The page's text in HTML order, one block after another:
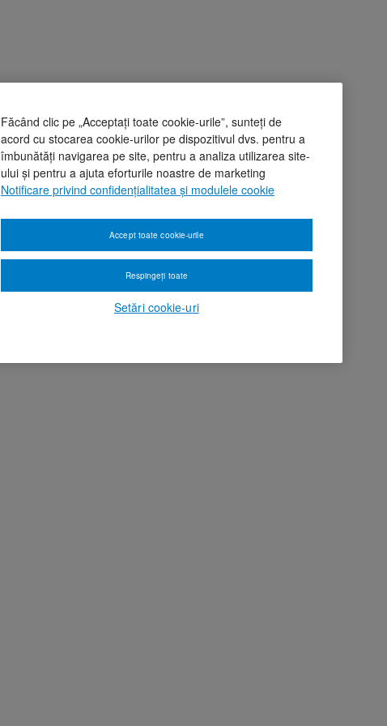
Făcând clic pe „Acceptați toate cookie-urile”, sunteți de
acord cu stocarea cookie-urilor pe dispozitivul dvs. pentru a
îmbunătăți navigarea pe site, pentru a analiza utilizarea site-
ului și pentru a ajuta eforturile noastre de marketing
Notificare privind confidențialitatea și modulele cookie
Setări cookie-uri
Respingeți toate
Accept toate cookie-urile